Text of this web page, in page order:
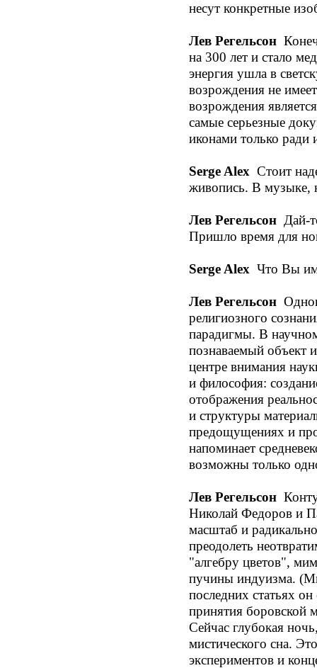
несут конкретные
Лев Регельсон
на 300 лет и стало
энергия ушла в
возрождения не
возрождения
самые серьезные
иконами только ради
Serge Alex Стоит
живопись. В музыке,
Лев Регельсон Дай-
Пришло время для
Serge Alex Что Вы
Лев Регельсон
религиозного
парадигмы. В
познаваемый объект
центре внимания
и философия:
отображения
и структуры
предощущениях и
напоминает
возможны только
Лев Регельсон
Николай Федоров и
масштаб и
преодолеть
"алгебру цветов",
пучины индуизма.
последних статьях
принятия боровской
Сейчас глубокая
мистического сна.
экспериментов и